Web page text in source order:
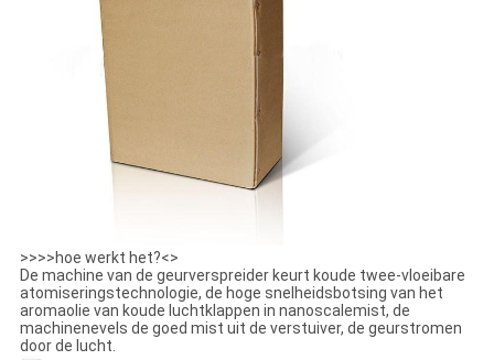
>>>>hoe werkt het?<>
De machine van de geurverspreider keurt koude twee-vloeibare
atomiseringstechnologie, de hoge snelheidsbotsing van het
aromaolie van koude luchtklappen in nanoscalemist, de
machinenevels de goed mist uit de verstuiver, de geurstromen
door de lucht.